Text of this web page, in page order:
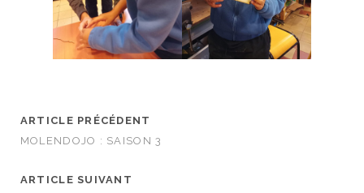
ARTICLE PRÉCÉDENT
MOLENDOJO : SAISON 3
ARTICLE SUIVANT